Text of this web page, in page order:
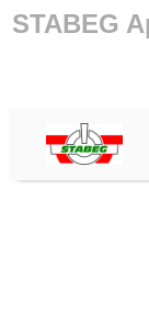
STABEG